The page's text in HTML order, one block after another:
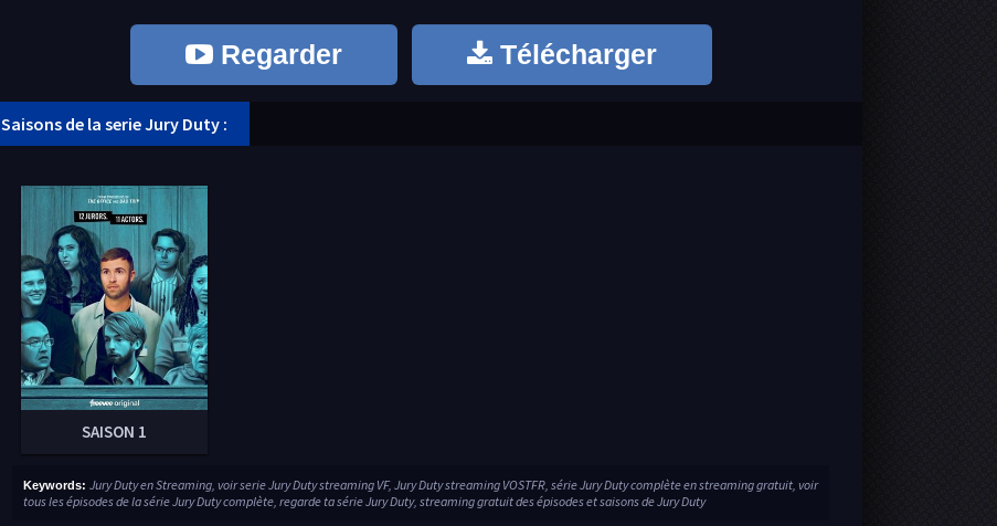
Regarder Télécharger
Saisons de la serie Jury Duty :
SAISON 1
Keywords: Jury Duty en Streaming, voir serie Jury Duty streaming VF, Jury Duty streaming VOSTFR, série Jury Duty complète en streaming gratuit, voir
tous les épisodes de la série Jury Duty complète, regarde ta série Jury Duty, streaming gratuit des épisodes et saisons de Jury Duty